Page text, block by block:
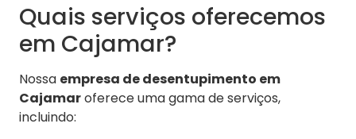
Quais serviços oferecemos
em Cajamar?
Nossa empresa de desentupimento em
Cajamaroferece uma gama de serviços,
incluindo: